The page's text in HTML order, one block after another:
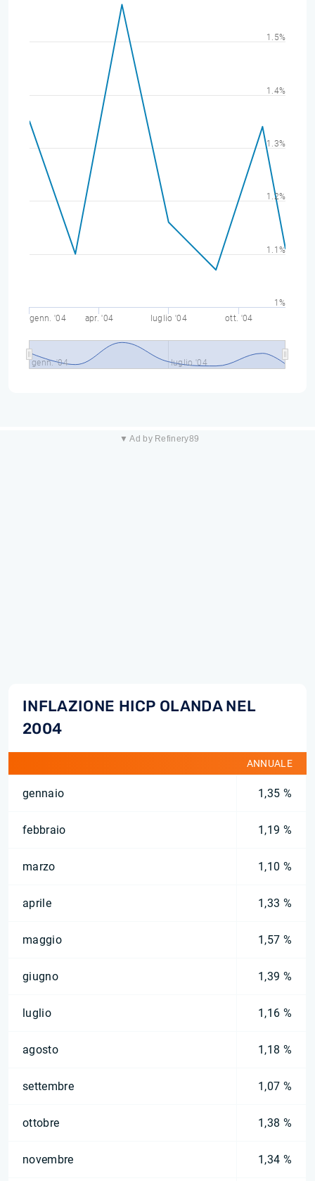
genn. '04 apr. '04 luglio '04 ott. '04
genn. '04 luglio '04
1%
1.1%
1.2%
1.3%
1.4%
1.5%
▼ Ad by Refinery89
INFLAZIONE HICP OLANDA NEL
2004
ANNUALE
gennaio 1,35 %
febbraio 1,19 %
marzo 1,10 %
aprile 1,33 %
maggio 1,57 %
giugno 1,39 %
luglio 1,16 %
agosto 1,18 %
settembre 1,07 %
ottobre 1,38 %
novembre 1,34 %